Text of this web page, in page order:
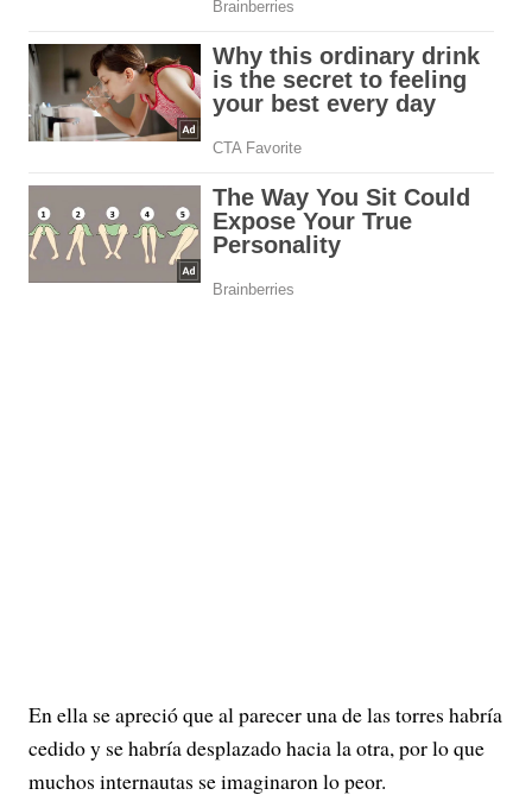
En ella se apreció que al parecer una de las torres habría
cedido y se habría desplazado hacia la otra, por lo que
muchos internautas se imaginaron lo peor.